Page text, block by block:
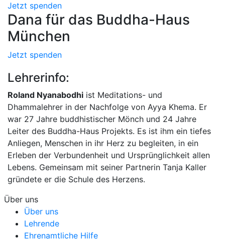
Jetzt spenden
Dana für das Buddha-Haus
München
Jetzt spenden
Lehrerinfo:
Roland Nyanabodhi ist Meditations- und
Dhammalehrer in der Nachfolge von Ayya Khema. Er
war 27 Jahre buddhistischer Mönch und 24 Jahre
Leiter des Buddha-Haus Projekts. Es ist ihm ein tiefes
Anliegen, Menschen in ihr Herz zu begleiten, in ein
Erleben der Verbundenheit und Ursprünglichkeit allen
Lebens. Gemeinsam mit seiner Partnerin Tanja Kaller
gründete er die Schule des Herzens.
Über uns
Über uns
Lehrende
Ehrenamtliche Hilfe